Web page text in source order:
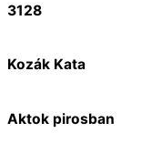
3128
Kozák Kata
Aktok pirosban